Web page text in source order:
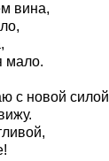
вина,
мало.
с новой силой